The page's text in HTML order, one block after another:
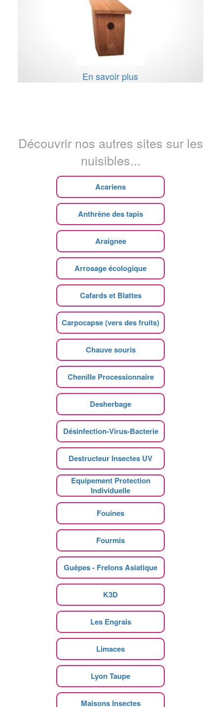
En savoir plus
Découvrir nos autres sites sur les
nuisibles...
Acariens
Anthrène des tapis
Araignee
Arrosage écologique
Cafards et Blattes
Carpocapse (vers des fruits)
Chauve souris
Chenille Processionnaire
Desherbage
Désinfection-Virus-Bacterie
Destructeur Insectes UV
Equipement Protection
Individuelle
Fouines
Fourmis
Guêpes - Frelons Asiatique
K3D
Les Engrais
Limaces
Lyon Taupe
Maisons Insectes